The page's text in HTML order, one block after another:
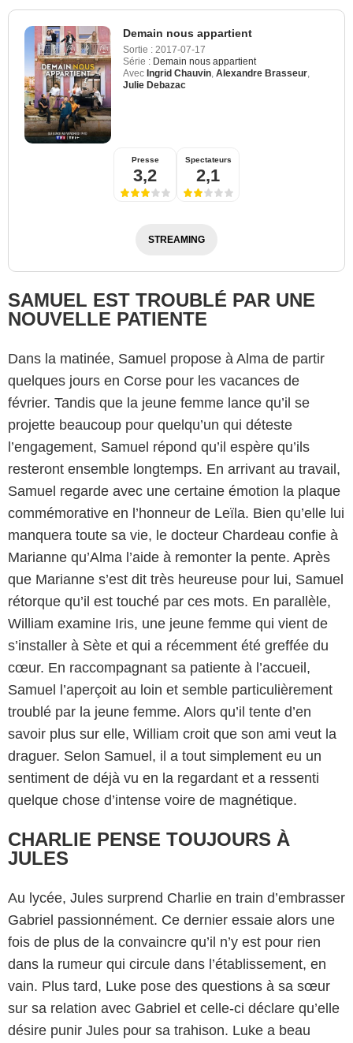
Demain nous appartient
Sortie : 2017-07-17
Série : Demain nous appartient
Avec Ingrid Chauvin Alexandre Brasseur
Julie Debazac
Presse
3,2
Spectateurs
2,1
STREAMING
SAMUEL EST TROUBLÉ PAR UNE
NOUVELLE PATIENTE
Dans la matinée, Samuel propose à Alma de partir
quelques jours en Corse pour les vacances de
février. Tandis que la jeune femme lance qu’il se
projette beaucoup pour quelqu’un qui déteste
l’engagement, Samuel répond qu’il espère qu’ils
resteront ensemble longtemps. En arrivant au travail,
Samuel regarde avec une certaine émotion la plaque
commémorative en l’honneur de Leïla. Bien qu’elle lui
manquera toute sa vie, le docteur Chardeau confie à
Marianne qu’Alma l’aide à remonter la pente. Après
que Marianne s’est dit très heureuse pour lui, Samuel
rétorque qu’il est touché par ces mots. En parallèle,
William examine Iris, une jeune femme qui vient de
s’installer à Sète et qui a récemment été greffée du
cœur. En raccompagnant sa patiente à l’accueil,
Samuel l’aperçoit au loin et semble particulièrement
troublé par la jeune femme. Alors qu’il tente d’en
savoir plus sur elle, William croit que son ami veut la
draguer. Selon Samuel, il a tout simplement eu un
sentiment de déjà vu en la regardant et a ressenti
quelque chose d’intense voire de magnétique.
CHARLIE PENSE TOUJOURS À
JULES
Au lycée, Jules surprend Charlie en train d’embrasser
Gabriel passionnément. Ce dernier essaie alors une
fois de plus de la convaincre qu’il n’y est pour rien
dans la rumeur qui circule dans l’établissement, en
vain. Plus tard, Luke pose des questions à sa sœur
sur sa relation avec Gabriel et celle-ci déclare qu’elle
désire punir Jules pour sa trahison. Luke a beau